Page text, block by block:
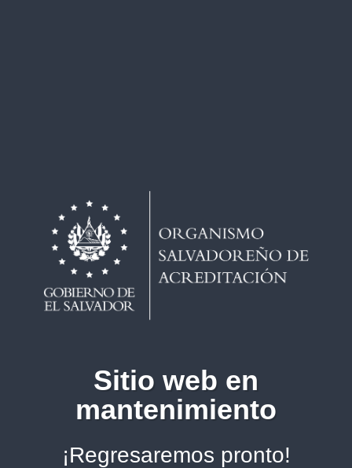
Sitio web en
mantenimiento
¡Regresaremos pronto!